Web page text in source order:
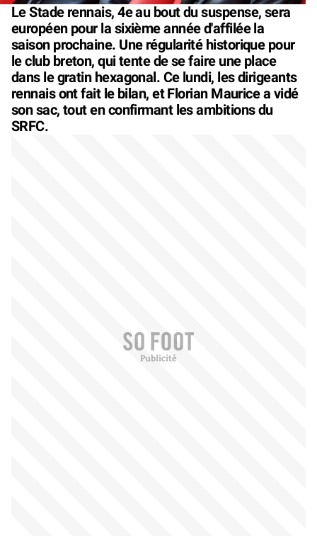
Le Stade rennais, 4e au bout du suspense, sera
européen pour la sixième année d'affilée la
saison prochaine. Une régularité historique pour
le club breton, qui tente de se faire une place
dans le gratin hexagonal. Ce lundi, les dirigeants
rennais ont fait le bilan, et Florian Maurice a vidé
son sac, tout en confirmant les ambitions du
SRFC.